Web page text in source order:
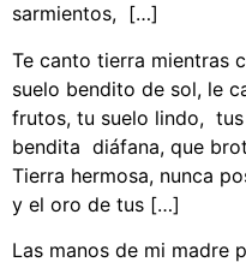
sarmientos, […]
Te canto tierra mientras
suelo bendito de sol, le
frutos, tu suelo lindo,
bendita diáfana, que
Tierra hermosa, nunca
y el oro de tus […]
Las manos de mi madre